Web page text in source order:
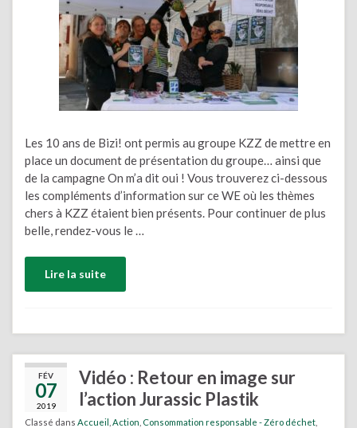
Les 10 ans de Bizi! ont permis au groupe KZZ de mettre en
place un document de présentation du groupe… ainsi que
de la campagne On m’a dit oui ! Vous trouverez ci-dessous
les compléments d’information sur ce WE où les thèmes
chers à KZZ étaient bien présents. Pour continuer de plus
belle, rendez-vous le …
Lire la suite
FÉV
07
2019
Vidéo : Retour en image sur
l’action Jurassic Plastik
Classé dans Accueil Action Consommation responsable - Zéro déchet